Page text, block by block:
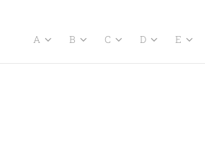
A B C D E